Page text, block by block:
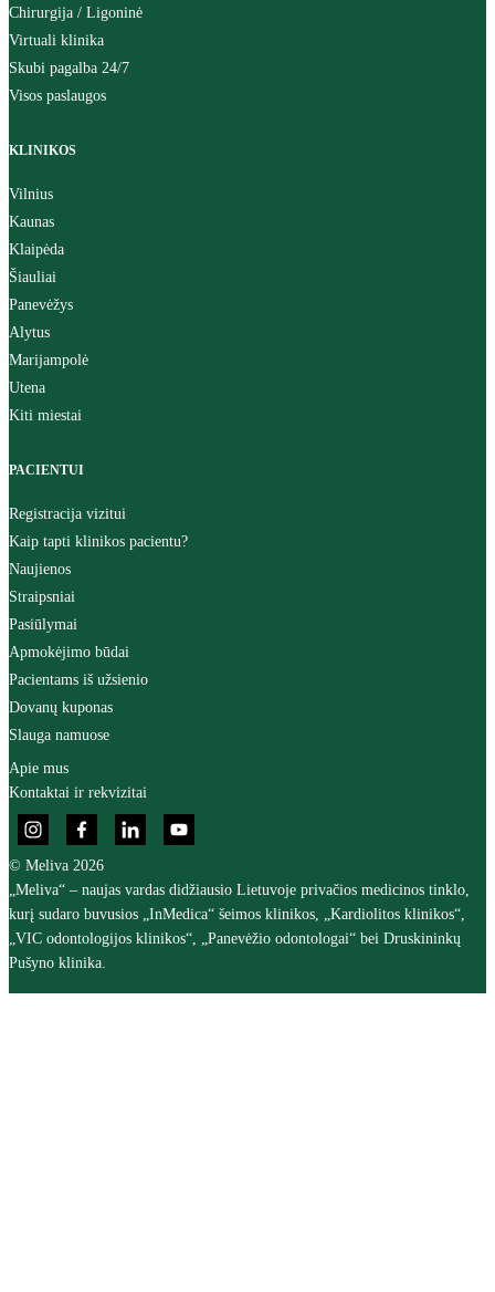
Chirurgija / Ligoninė
Virtuali klinika
Skubi pagalba 24/7
Visos paslaugos
KLINIKOS
Vilnius
Kaunas
Klaipėda
Šiauliai
Panevėžys
Alytus
Marijampolė
Utena
Kiti miestai
PACIENTUI
Registracija vizitui
Kaip tapti klinikos pacientu?
Naujienos
Straipsniai
Pasiūlymai
Apmokėjimo būdai
Pacientams iš užsienio
Dovanų kuponas
Slauga namuose
Apie mus
Kontaktai ir rekvizitai
© Meliva 2026
„Meliva“ – naujas vardas didžiausio Lietuvoje privačios medicinos tinklo,
kurį sudaro buvusios „InMedica“ šeimos klinikos, „Kardiolitos klinikos“,
„VIC odontologijos klinikos“, „Panevėžio odontologai“ bei Druskininkų
Pušyno klinika.